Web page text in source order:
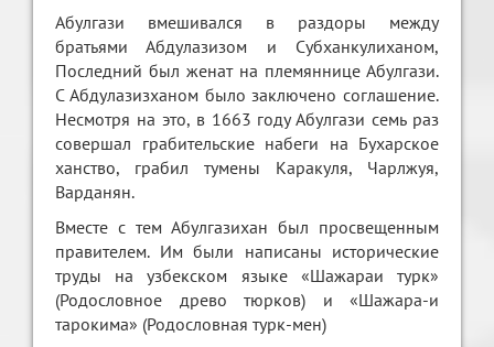
Абулгази вмешивался в раздоры между
братьями Абдулазизом и Субханкулиханом,
Последний был женат на племяннице Абулгази.
С Абдулазизханом было заключено соглашение.
Несмотря на это, в 1663 году Абулгази семь раз
совершал грабительские набеги на Бухарское
ханство, грабил тумены Каракуля, Чарлжуя,
Варданян.
Вместе с тем Абулгазихан был просвещенным
правителем. Им были написаны исторические
труды на узбекском языке «Шажараи турк»
(Родословное древо тюрков) и «Шажара-и
тарокима» (Родословная турк-мен)